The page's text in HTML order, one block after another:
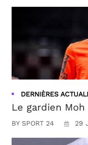
DERNIÈRES
Le gardien Moh
BY SPORT 24 29